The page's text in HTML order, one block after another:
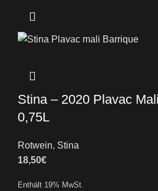
Stina – 2020 Plavac
0,75L
Rotwein, Stina
18,50€
Enthält 19% MwSt.